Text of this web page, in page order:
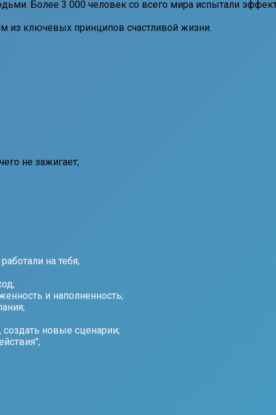
Более 3 000 человек со всего мира испытали
из ключевых принципов счастливой жизни.
не зажигает;
на тебя;
и наполненность;
новые сценарии;